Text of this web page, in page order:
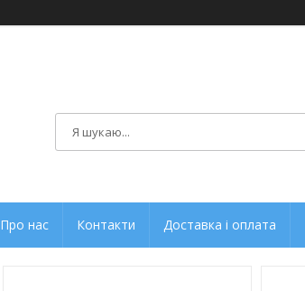
Про нас Контакти Доставка і оплата